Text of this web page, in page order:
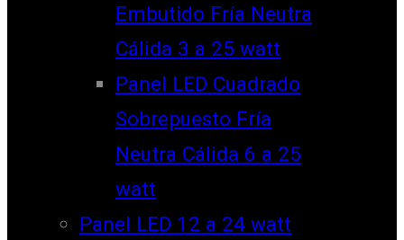
Embutido Fría Neutra
Cálida 3 a 25 watt
Panel LED Cuadrado
Sobrepuesto Fría
Neutra Cálida 6 a 25
watt
Panel LED 12 a 24 watt